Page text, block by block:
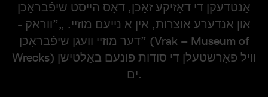
אַנטדעקן די דאָזיקע זאַכן, דאָס הײסט שיפֿבראָכן
און אַנדערע אוצרות, אין אַ נײַעם מוזײ. „”װראַק -
דער מוזײ װעגן שיפֿבראָכן” (Vrak – Museum of
Wrecks) װיל פֿאָרשטעלן די סודות פֿונעם באַלטישן
ים.